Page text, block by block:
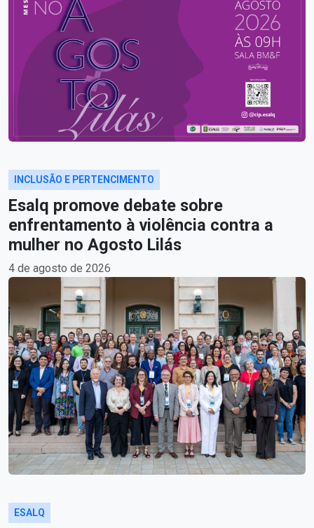
INCLUSÃO E PERTENCIMENTO
Esalq promove debate sobre
enfrentamento à violência contra a
mulher no Agosto Lilás
4 de agosto de 2026
ESALQ